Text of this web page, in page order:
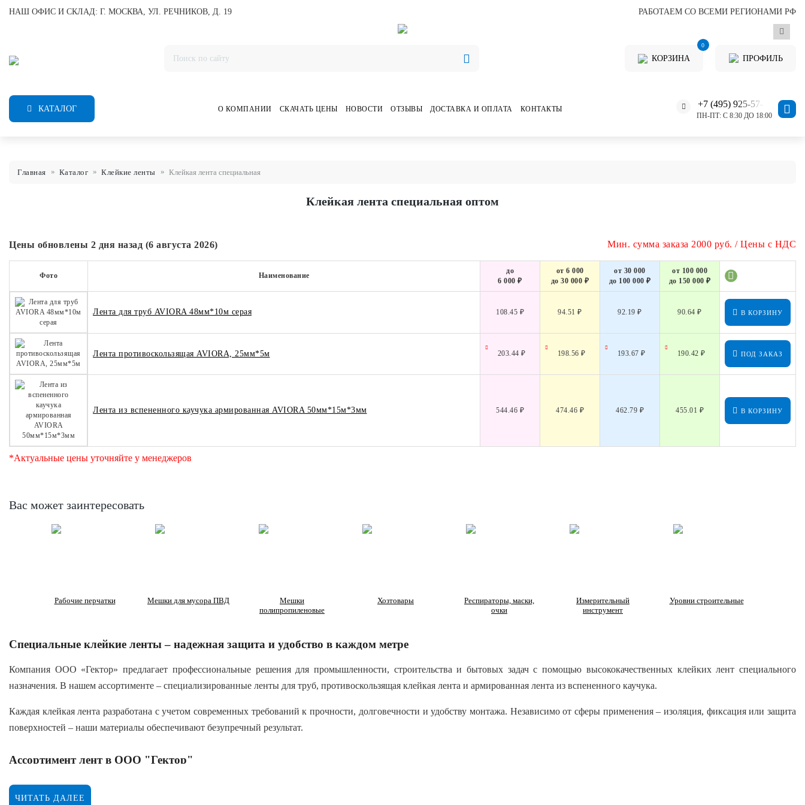
НАШ ОФИС И СКЛАД: Г. МОСКВА, УЛ. РЕЧНИКОВ, Д. 19 РАБОТАЕМ СО ВСЕМИ РЕГИОНАМИ РФ
КОРЗИНА
0
ПРОФИЛЬ
КАТАЛОГ О КОМПАНИИ СКАЧАТЬ ЦЕНЫ НОВОСТИ ОТЗЫВЫ ДОСТАВКА И ОПЛАТА КОНТАКТЫ +7 (495) 925-57-11
ПН-ПТ: С 8:30 ДО 18:00
Главная Каталог Клейкие ленты Клейкая лента специальная
Клейкая лента специальная оптом
Цены обновлены 2 дня назад (6 августа 2026) Мин. сумма заказа 2000 руб. / Цены с НДС
Фото Наименование
до
6 000 ₽
от 6 000
до 30 000 ₽
от 30 000
до 100 000 ₽
от 100 000
до 150 000 ₽
Лента для труб AVIORA 48мм*10м серая 108.45 ₽ 94.51 ₽ 92.19 ₽ 90.64 ₽ В КОРЗИНУ
Лента противоскользящая AVIORA, 25мм*5м 203.44 ₽ 198.56 ₽ 193.67 ₽ 190.42 ₽ ПОД ЗАКАЗ
Лента из вспененного каучука армированная AVIORA 50мм*15м*3мм 544.46 ₽ 474.46 ₽ 462.79 ₽ 455.01 ₽ В КОРЗИНУ
*Актуальные цены уточняйте у менеджеров
Вас может заинтересовать
Рабочие перчатки Мешки для мусора ПВД
Мешки
полипропиленовые
Хозтовары
Респираторы, маски,
очки
Измерительный
инструмент
Уровни строительные
Специальные клейкие ленты – надежная защита и удобство в каждом метре
Компания ООО «Гектор» предлагает профессиональные решения для промышленности, строительства и бытовых задач с помощью высококачественных клейких лент специального
назначения. В нашем ассортименте – специализированные ленты для труб, противоскользящая клейкая лента и армированная лента из вспененного каучука.
Каждая клейкая лента разработана с учетом современных требований к прочности, долговечности и удобству монтажа. Независимо от сферы применения – изоляция, фиксация или защита
поверхностей – наши материалы обеспечивают безупречный результат.
Ассортимент лент в ООО "Гектор"
Лента для труб AVIORA 48 мм × 10 м (серая)
ЧИТАТЬ ДАЛЕЕ